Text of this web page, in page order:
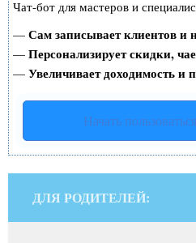
Чат-бот для мастеров и
— Сам записывает клиентов и
— Персонализирует скидки,
— Увеличивает доходимость и
Начать
ДЛЯ РОДИТЕЛЕЙ: